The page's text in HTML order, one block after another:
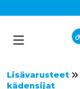
Lisävarusteet
kädensijat